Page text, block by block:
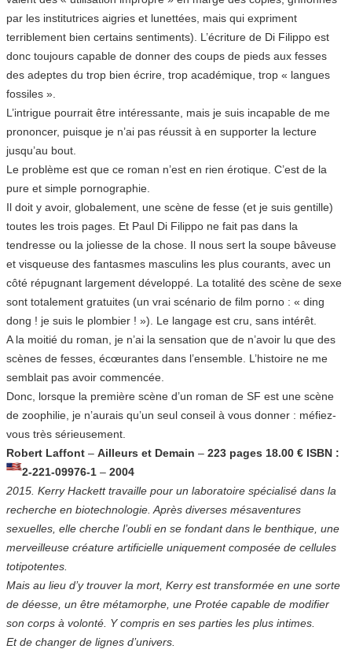
par les institutrices aigries et lunettées, mais qui expriment
terriblement bien certains sentiments). L’écriture de Di Filippo est
donc toujours capable de donner des coups de pieds aux fesses
des adeptes du trop bien écrire, trop académique, trop « langues
fossiles ».
L’intrigue pourrait être intéressante, mais je suis incapable de me
prononcer, puisque je n’ai pas réussit à en supporter la lecture
jusqu’au bout.
Le problème est que ce roman n’est en rien érotique. C’est de la
pure et simple pornographie.
Il doit y avoir, globalement, une scène de fesse (et je suis gentille)
toutes les trois pages. Et Paul Di Filippo ne fait pas dans la
tendresse ou la joliesse de la chose. Il nous sert la soupe bâveuse
et visqueuse des fantasmes masculins les plus courants, avec un
côté répugnant largement développé. La totalité des scène de sexe
sont totalement gratuites (un vrai scénario de film porno : « ding
dong ! je suis le plombier ! »). Le langage est cru, sans intérêt.
A la moitié du roman, je n’ai la sensation que de n’avoir lu que des
scènes de fesses, écœurantes dans l’ensemble. L’histoire ne me
semblait pas avoir commencée.
Donc, lorsque la première scène d’un roman de SF est une scène
de zoophilie, je n’aurais qu’un seul conseil à vous donner : méfiez-
vous très sérieusement.
Robert Laffont – Ailleurs et Demain – 223 pages 18.00 € ISBN :
2-221-09976-1 – 2004
2015. Kerry Hackett travaille pour un laboratoire spécialisé dans la
recherche en biotechnologie. Après diverses mésaventures
sexuelles, elle cherche l’oubli en se fondant dans le benthique, une
merveilleuse créature artificielle uniquement composée de cellules
totipotentes.
Mais au lieu d’y trouver la mort, Kerry est transformée en une sorte
de déesse, un être métamorphe, une Protée capable de modifier
son corps à volonté. Y compris en ses parties les plus intimes.
Et de changer de lignes d’univers.